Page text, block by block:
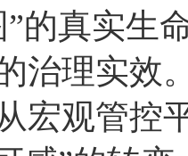
真实生命
治理实效
宏观管控